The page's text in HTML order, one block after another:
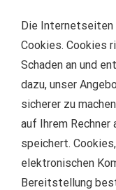
Die Internetseiten
Cookies. Cookies
Schaden an und
dazu, unser
sicherer zu
auf Ihrem
speichert.
elektronischen
Bereitstellung